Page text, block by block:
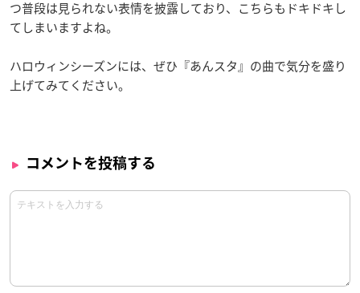
つ普段は見られない表情を披露しており、こちらもドキドキし
てしまいますよね。
ハロウィンシーズンには、ぜひ『あんスタ』の曲で気分を盛り
上げてみてください。
コメントを投稿する